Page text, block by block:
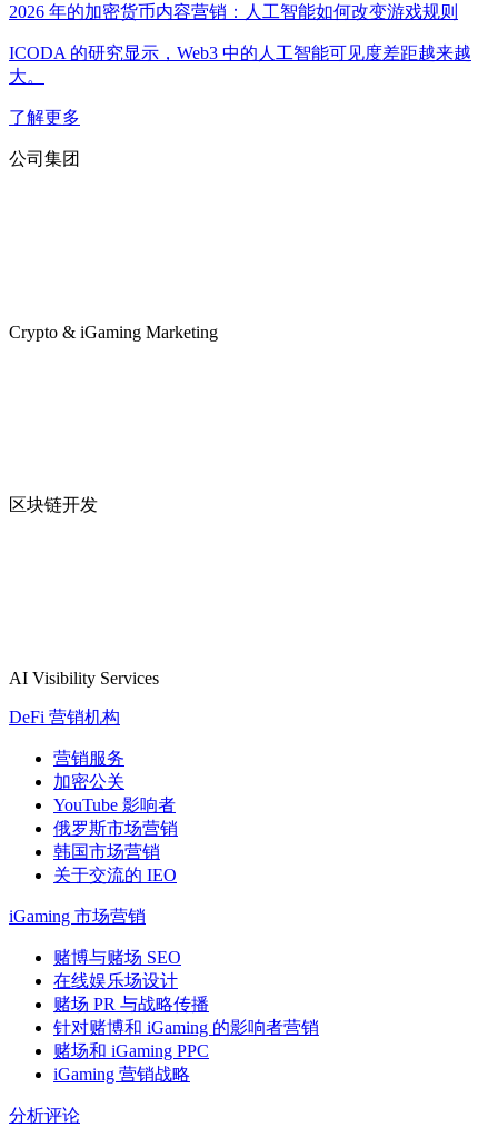
2026 年的加密货币内容营销：人工智能如何改变游戏规则
ICODA 的研究显示，Web3 中的人工智能可见度差距越来越
大。
了解更多
公司集团
Crypto & iGaming Marketing
区块链开发
AI Visibility Services
DeFi 营销机构
营销服务
加密公关
YouTube 影响者
俄罗斯市场营销
韩国市场营销
关于交流的 IEO
iGaming 市场营销
赌博与赌场 SEO
在线娱乐场设计
赌场 PR 与战略传播
针对赌博和 iGaming 的影响者营销
赌场和 iGaming PPC
iGaming 营销战略
分析评论